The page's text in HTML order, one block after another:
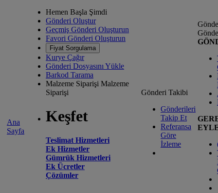
Ana
Sayfa
Hemen Başla Şimdi
Gönderi Oluştur
Geçmiş Gönderi Oluşturun
Favori Gönderi Oluşturun
Fiyat Sorgulama
Kurye Çağır
Gönderi Dosyasını Yükle
Barkod Tarama
Malzeme Siparişi Malzeme
Siparişi
Keşfet
Teslimat Hizmetleri
Ek Hizmetler
Gümrük Hizmetleri
Ek Ücretler
Çözümler
Gönderi Takibi
Gönderileri
Takip Et
Referansa
Göre
İzleme